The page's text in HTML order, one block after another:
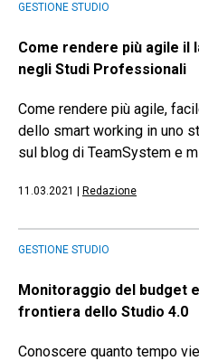
GESTIONE STUDIO
Come rendere più agile il
negli Studi Professionali
Come rendere più agile,
dello smart working in uno
sul blog di TeamSystem e
11.03.2021 Redazione
GESTIONE STUDIO
Monitoraggio del budget
frontiera dello Studio 4.0
Conoscere quanto tempo